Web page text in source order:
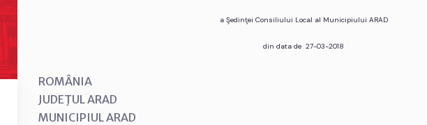
a Şedinţei Consiliului Local al Municipiului ARAD
din data de 27-03-2018
ROMÂNIA
JUDEŢUL ARAD
MUNICIPIUL ARAD